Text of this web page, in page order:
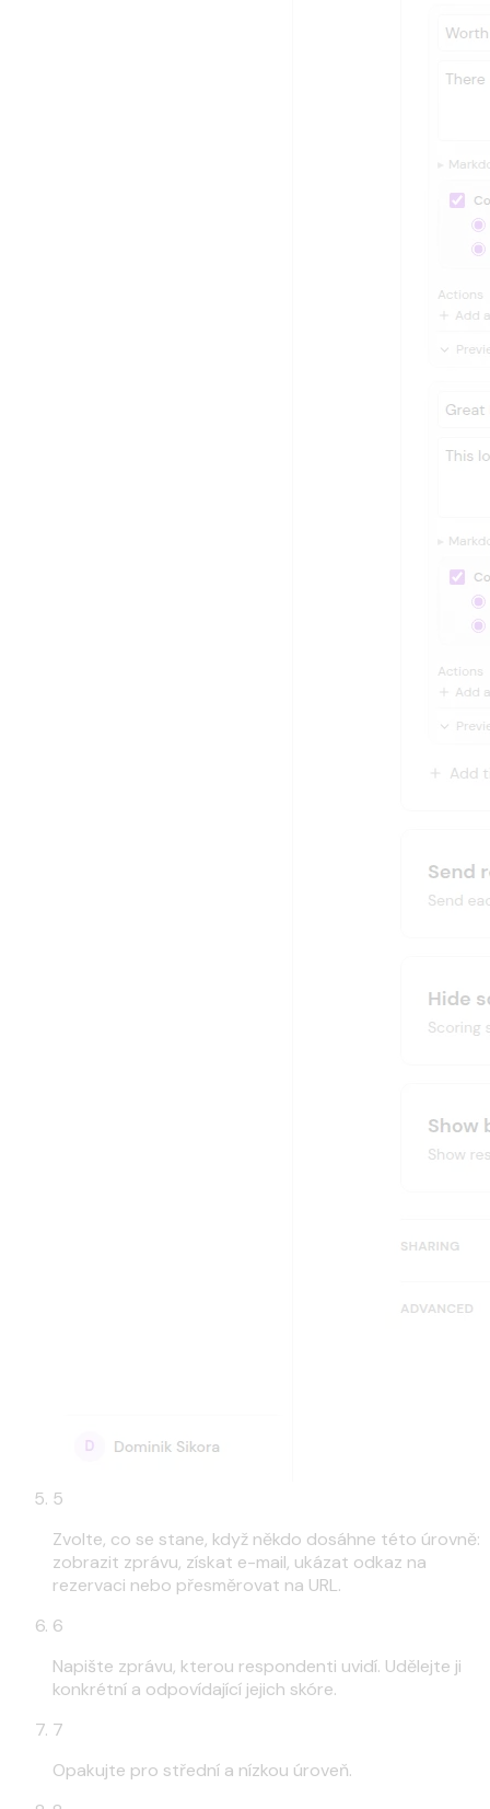
5
Zvolte, co se stane, když někdo dosáhne této úrovně:
zobrazit zprávu, získat e-mail, ukázat odkaz na
rezervaci nebo přesměrovat na URL.
6
Napište zprávu, kterou respondenti uvidí. Udělejte ji
konkrétní a odpovídající jejich skóre.
7
Opakujte pro střední a nízkou úroveň.